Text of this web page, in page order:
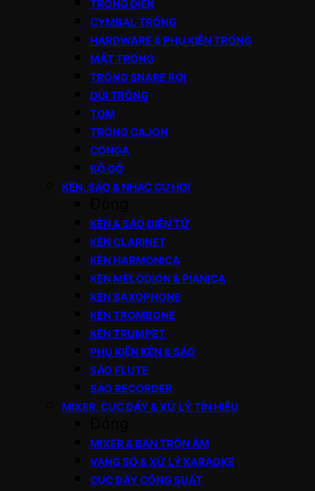
TRỐNG ĐIỆN
CYMBAL TRỐNG
HARDWARE & PHỤ KIỆN TRỐNG
MẶT TRỐNG
TRỐNG SNARE RỜI
DÙI TRỐNG
TOM
TRỐNG CAJON
CONGA
BỘ GÕ
KÈN, SÁO & NHẠC CỤ HƠI
KÈN & SÁO ĐIỆN TỬ
KÈN CLARINET
KÈN HARMONICA
KÈN MELODION & PIANICA
KÈN SAXOPHONE
KÈN TROMBONE
KÈN TRUMPET
PHỤ KIỆN KÈN & SÁO
SÁO FLUTE
SÁO RECORDER
MIXER, CỤC ĐẨY & XỬ LÝ TÍN HIỆU
MIXER & BÀN TRỘN ÂM
VANG SỐ & XỬ LÝ KARAOKE
CỤC ĐẨY CÔNG SUẤT